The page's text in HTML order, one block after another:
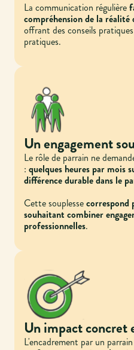
La communication régulière
compréhension de la
offrant des conseils
pratiques.
Un engagement
Le rôle de parrain ne
:quelques heures par mois
différence durable dans le
Cette souplessecorrespond
souhaitant combiner
professionnelles.
Un impact concret
L'encadrement par un